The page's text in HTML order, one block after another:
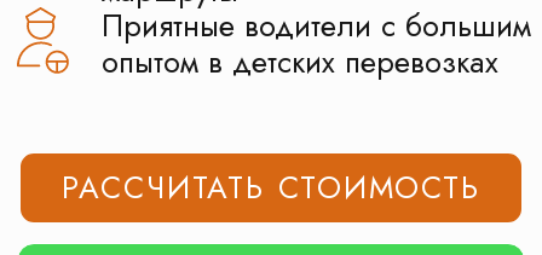
Как мы работаем